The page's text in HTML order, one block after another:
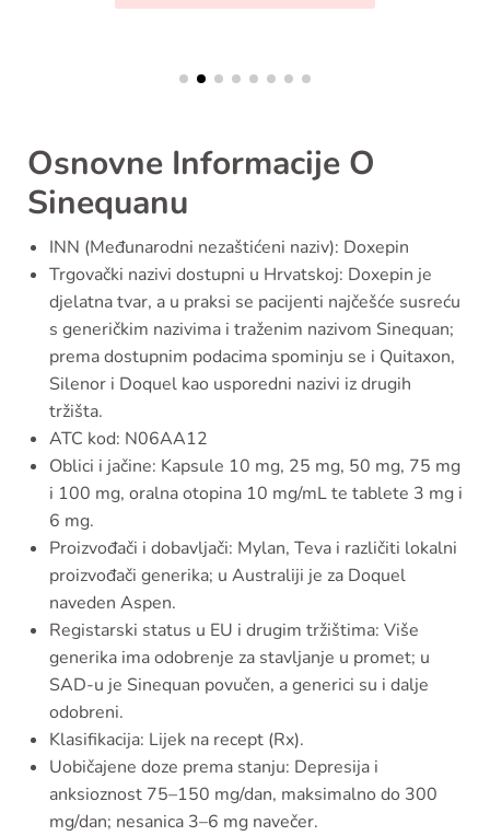
Osnovne Informacije O
Sinequanu
INN (Međunarodni nezaštićeni naziv): Doxepin
Trgovački nazivi dostupni u Hrvatskoj: Doxepin je
djelatna tvar, a u praksi se pacijenti najčešće susreću
s generičkim nazivima i traženim nazivom Sinequan;
prema dostupnim podacima spominju se i Quitaxon,
Silenor i Doquel kao usporedni nazivi iz drugih
tržišta.
ATC kod: N06AA12
Oblici i jačine: Kapsule 10 mg, 25 mg, 50 mg, 75 mg
i 100 mg, oralna otopina 10 mg/mL te tablete 3 mg i
6 mg.
Proizvođači i dobavljači: Mylan, Teva i različiti lokalni
proizvođači generika; u Australiji je za Doquel
naveden Aspen.
Registarski status u EU i drugim tržištima: Više
generika ima odobrenje za stavljanje u promet; u
SAD-u je Sinequan povučen, a generici su i dalje
odobreni.
Klasifikacija: Lijek na recept (Rx).
Uobičajene doze prema stanju: Depresija i
anksioznost 75–150 mg/dan, maksimalno do 300
mg/dan; nesanica 3–6 mg navečer.